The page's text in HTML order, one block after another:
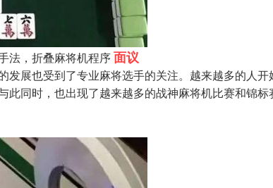
法，折叠麻将机程序面议
发展也受到了专业麻将选手的关注。越来越多的人
此同时，也出现了越来越多的战神麻将机比赛和锦